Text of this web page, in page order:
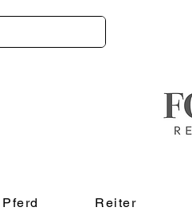
Pferd Reiter